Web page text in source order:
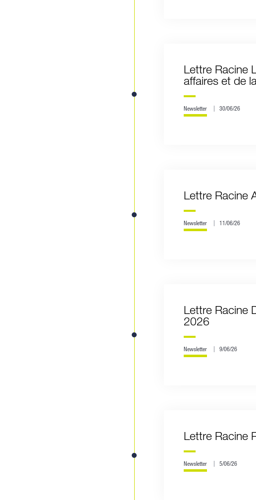
Lettre Racine
affaires et de
Newsletter 30/06/26
Lettre Racine
Newsletter 11/06/26
Lettre Racine
2026
Newsletter 9/06/26
Lettre Racine
Newsletter 5/06/26